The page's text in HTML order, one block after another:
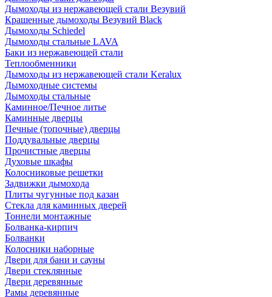
Дымоходы из нержавеющей стали Везувий
Крашенные дымоходы Везувий Black
Дымоходы Schiedel
Дымоходы стальные LAVA
Баки из нержавеющей стали
Теплообменники
Дымоходы из нержавеющей стали Keralux
Дымоходные системы
Дымоходы стальные
Каминное/Печное литье
Каминные дверцы
Печные (топочные) дверцы
Поддувальные дверцы
Прочистные дверцы
Духовые шкафы
Колосниковые решетки
Задвижки дымохода
Плиты чугунные под казан
Стекла для каминных дверей
Тоннели монтажные
Болванка-кирпич
Болванки
Колосники наборные
Двери для бани и сауны
Двери стеклянные
Двери деревянные
Рамы деревянные